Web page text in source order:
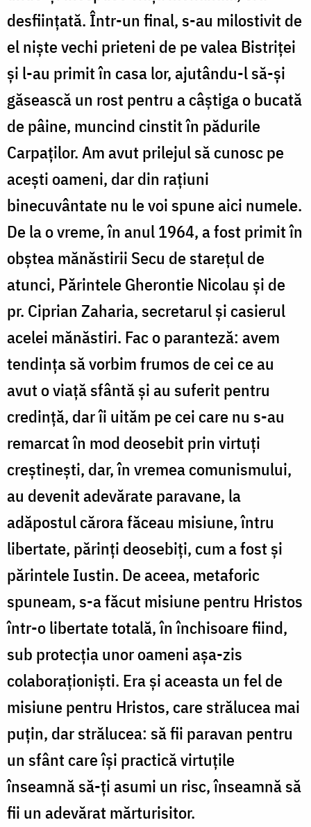
desfiinţată. Într-un final, s-au milostivit de
el nişte vechi prieteni de pe valea Bistriţei
şi l-au primit în casa lor, ajutându-l să-şi
găsească un rost pentru a câştiga o bucată
de pâine, muncind cinstit în pădurile
Carpaţilor. Am avut prilejul să cunosc pe
aceşti oameni, dar din raţiuni
binecuvântate nu le voi spune aici numele.
De la o vreme, în anul 1964, a fost primit în
obștea mănăstirii Secu de stareţul de
atunci, Părintele Gherontie Nicolau şi de
pr. Ciprian Zaharia, secretarul şi casierul
acelei mănăstiri. Fac o paranteză: avem
tendinţa să vorbim frumos de cei ce au
avut o viaţă sfântă şi au suferit pentru
credinţă, dar îi uităm pe cei care nu s-au
remarcat în mod deosebit prin virtuţi
creştineşti, dar, în vremea comunismului,
au devenit adevărate paravane, la
adăpostul cărora făceau misiune, întru
libertate, părinţi deosebiţi, cum a fost şi
părintele Iustin. De aceea, metaforic
spuneam, s-a făcut misiune pentru Hristos
într-o libertate totală, în închisoare fiind,
sub protecţia unor oameni așa-zis
colaboraționişti. Era şi aceasta un fel de
misiune pentru Hristos, care strălucea mai
puțin, dar strălucea: să fii paravan pentru
un sfânt care îşi practică virtuţile
înseamnă să-ţi asumi un risc, înseamnă să
fii un adevărat mărturisitor.